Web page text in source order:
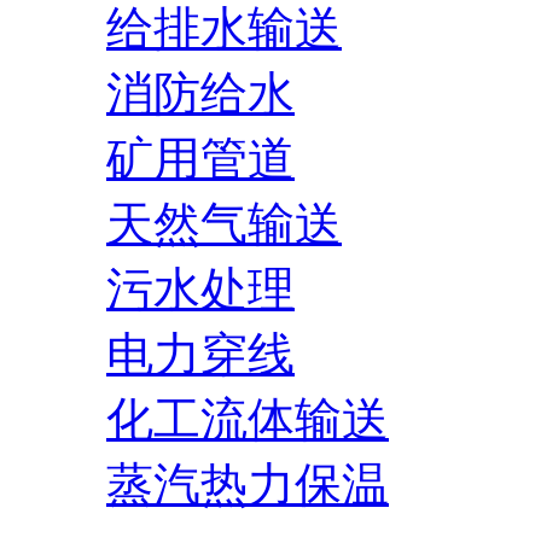
给排水输送
消防给水
矿用管道
天然气输送
污水处理
电力穿线
化工流体输送
蒸汽热力保温